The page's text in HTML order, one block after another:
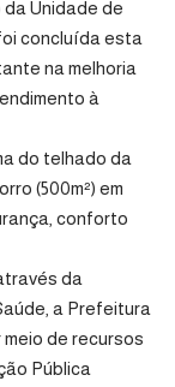
Unidade de
concluída esta
na melhoria
à
do telhado da
(500m²) em
conforto
da
a Prefeitura
de recursos
Pública